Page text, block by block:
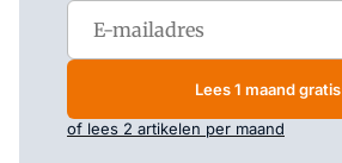
Lees 1 maand gratis
of lees 2 artikelen per maand